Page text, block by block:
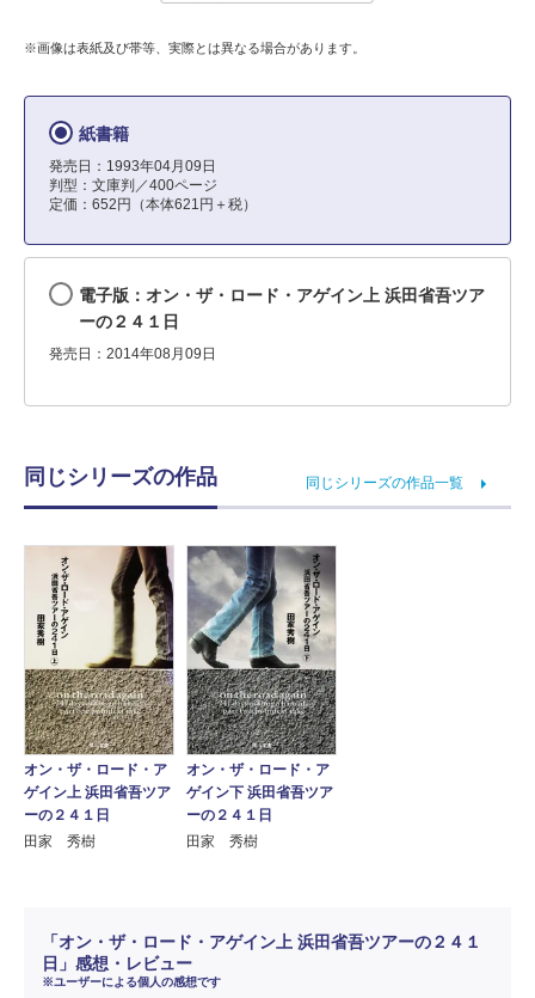
※画像は表紙及び帯等、実際とは異なる場合があります。
紙書籍
発売日：1993年04月09日
判型：文庫判／400ページ
定価：652円（本体621円＋税）
電子版：オン・ザ・ロード・アゲイン上 浜田省吾ツア
ーの２４１日
発売日：2014年08月09日
同じシリーズの作品 同じシリーズの作品一覧
オン・ザ・ロード・ア
ゲイン上 浜田省吾ツア
ーの２４１日
田家 秀樹
オン・ザ・ロード・ア
ゲイン下 浜田省吾ツア
ーの２４１日
田家 秀樹
「オン・ザ・ロード・アゲイン上 浜田省吾ツアーの２４１
日」感想・レビュー
※ユーザーによる個人の感想です